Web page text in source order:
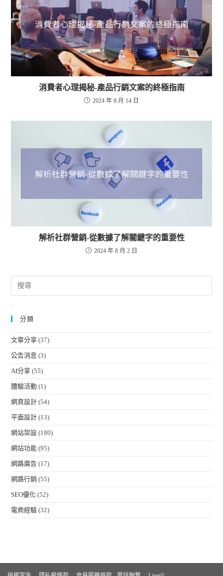
消費者心理揭秘-產品行銷文案的終極指南
2024 年 8 月 14 日
解析社群營銷-從數據了解關鍵字的重要性
2024 年 8 月 2 日
分類
文章分享 (37)
公告消息 (3)
AI分享 (55)
體驗活動 (1)
網頁設計 (54)
平面設計 (13)
網站架設 (180)
網站功能 (95)
網路廣告 (17)
網路行銷 (55)
SEO優化 (52)
電商經驗 (32)